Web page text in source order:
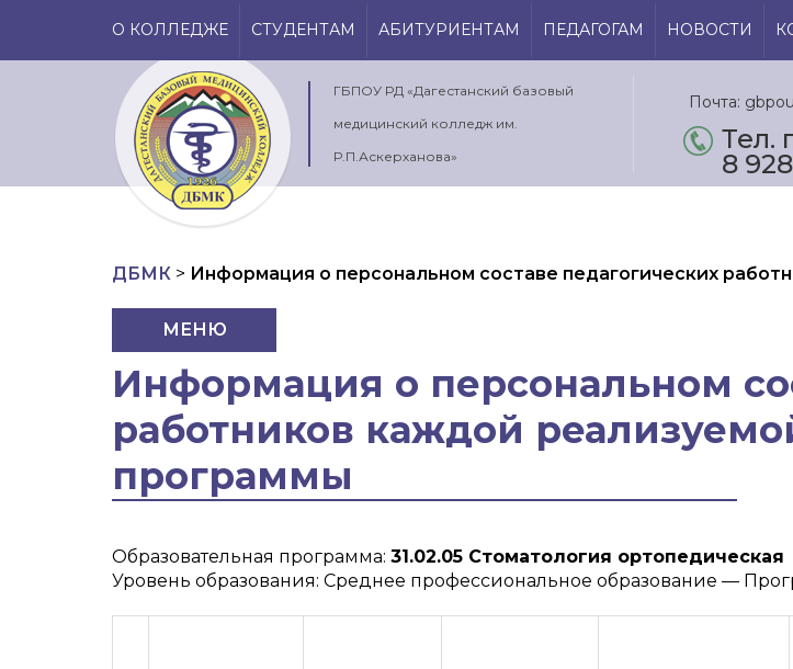
О КОЛЛЕДЖЕ СТУДЕНТАМ АБИТУРИЕНТАМ ПЕДАГОГАМ НОВОСТИ
ГБПОУ РД «Дагестанский базовый
медицинский колледж им.
Р.П.Аскерханова»
Почта:
Тел.
8
ДБМК > Информация о персональном составе педагогических
МЕНЮ
Информация о персональном
работников каждой
программы
Образовательная программа: 31.02.05 Стоматология ортопедическая
Уровень образования: Среднее профессиональное образование —